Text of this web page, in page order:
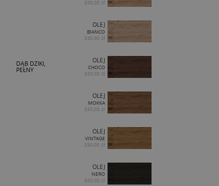
DĄB DZIKI,
PEŁNY
330,00 zł
OLEJ
BIANCO
330,00 zł
OLEJ
CHOCO
330,00 zł
OLEJ
MOKKA
330,00 zł
OLEJ
VINTAGE
330,00 zł
OLEJ
NERO
330,00 zł